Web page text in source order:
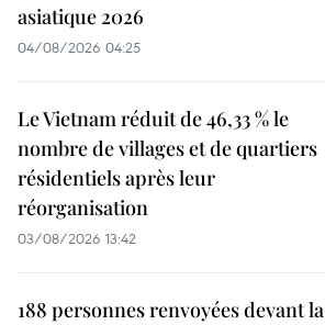
asiatique 2026
04/08/2026 04:25
Le Vietnam réduit de 46,33 % le
nombre de villages et de quartiers
résidentiels après leur
réorganisation
03/08/2026 13:42
188 personnes renvoyées devant la